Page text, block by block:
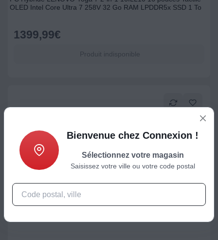
OLED Intel Core Ultra 7 258V 32 Go RAM LPDDR5x SSD 1 To
1399,99€
Produit indisponible
PC portable
Bienvenue chez Connexion !
Sélectionnez votre magasin
Saisissez votre ville ou votre code postal